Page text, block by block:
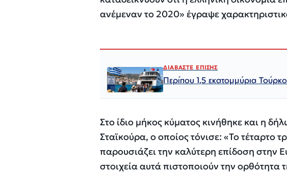
ανέμεναν το 2020» έγραψε
ΔΙΑΒΑΣΤΕ ΕΠΙΣΗΣ
Περίπου 1,5 εκατομμύρια
Στο ίδιο μήκος κύματος κινήθηκε και η
Σταϊκούρα, ο οποίος τόνισε: «Το τέταρτο
παρουσιάζει την καλύτερη επίδοση στην
στοιχεία αυτά πιστοποιούν την ορθότητα